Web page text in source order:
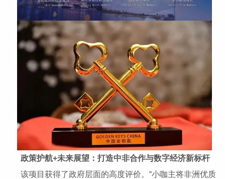
政策护航+未来展望：打造中非合作与数字经济新标杆
该项目获得了政府层面的高度评价。“小咖主将非洲优质